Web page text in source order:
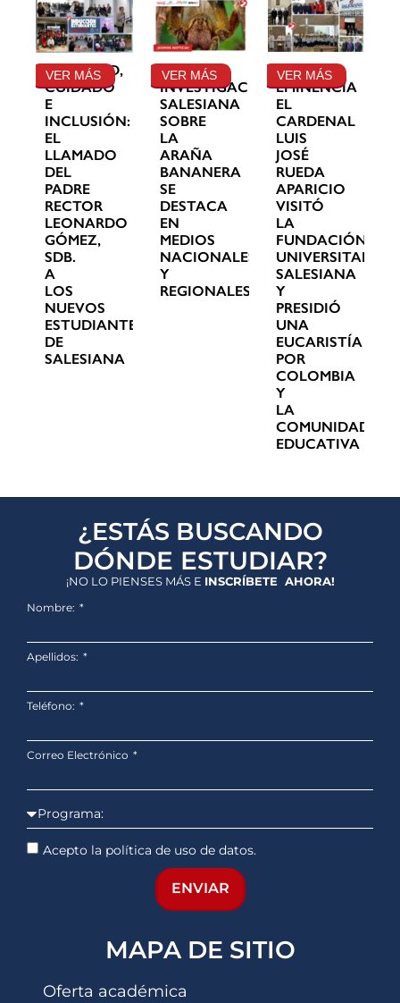
GRATITUD,
CUIDADO
E
INCLUSIÓN:
EL
LLAMADO
DEL
PADRE
RECTOR
LEONARDO
GÓMEZ,
SDB.
A
LOS
NUEVOS
ESTUDIANTES
DE
SALESIANA
VER MÁS
LA
INVESTIGACIÓN
SALESIANA
SOBRE
LA
ARAÑA
BANANERA
SE
DESTACA
EN
MEDIOS
NACIONALES
Y
REGIONALES
VER MÁS
SU
EMINENCIA
EL
CARDENAL
LUIS
JOSÉ
RUEDA
APARICIO
VISITÓ
LA
FUNDACIÓN
UNIVERSITARIA
SALESIANA
Y
PRESIDIÓ
UNA
EUCARISTÍA
POR
COLOMBIA
Y
LA
COMUNIDAD
EDUCATIVA
VER MÁS
¿ESTÁS BUSCANDO
DÓNDE ESTUDIAR?
¡NO LO PIENSES MÁS E INSCRÍBETE AHORA!
Nombre:
Apellidos:
Teléfono:
Correo Electrónico
Acepto la política de uso de datos.
ENVIAR
MAPA DE SITIO
Oferta académica